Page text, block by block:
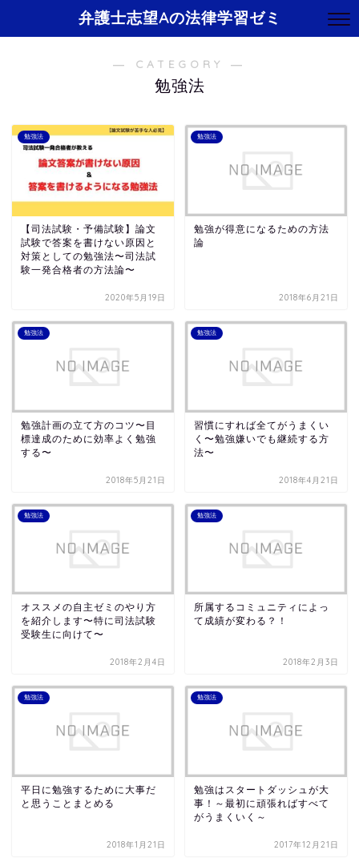
弁護士志望Aの法律学習ゼミ
― CATEGORY ―
勉強法
勉強法
【司法試験・予備試験】論文
試験で答案を書けない原因と
対策としての勉強法〜司法試
験一発合格者の方法論〜
2020年5月19日
勉強法
勉強が得意になるための方法
論
2018年6月21日
勉強法
勉強計画の立て方のコツ〜目
標達成のために効率よく勉強
する〜
2018年5月21日
勉強法
習慣にすれば全てがうまくい
く〜勉強嫌いでも継続する方
法〜
2018年4月21日
勉強法
オススメの自主ゼミのやり方
を紹介します〜特に司法試験
受験生に向けて〜
2018年2月4日
勉強法
所属するコミュニティによっ
て成績が変わる？！
2018年2月3日
勉強法
平日に勉強するために大事だ
と思うことまとめる
2018年1月21日
勉強法
勉強はスタートダッシュが大
事！～最初に頑張ればすべて
がうまくいく～
2017年12月21日